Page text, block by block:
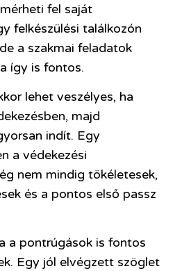
fel saját
felkészülési találkozón
a szakmai feladatok
így is fontos.
lehet veszélyes, ha
majd
indít. Egy
a védekezési
nem mindig tökéletesek,
és a pontos első passz
a pontrúgások is fontos
Egy jól elvégzett szöglet